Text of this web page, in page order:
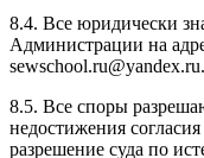
8.4. Все юридически
Администрации на
sewschool.ru@yandex.ru.
8.5. Все споры
недостижения
разрешение суда по